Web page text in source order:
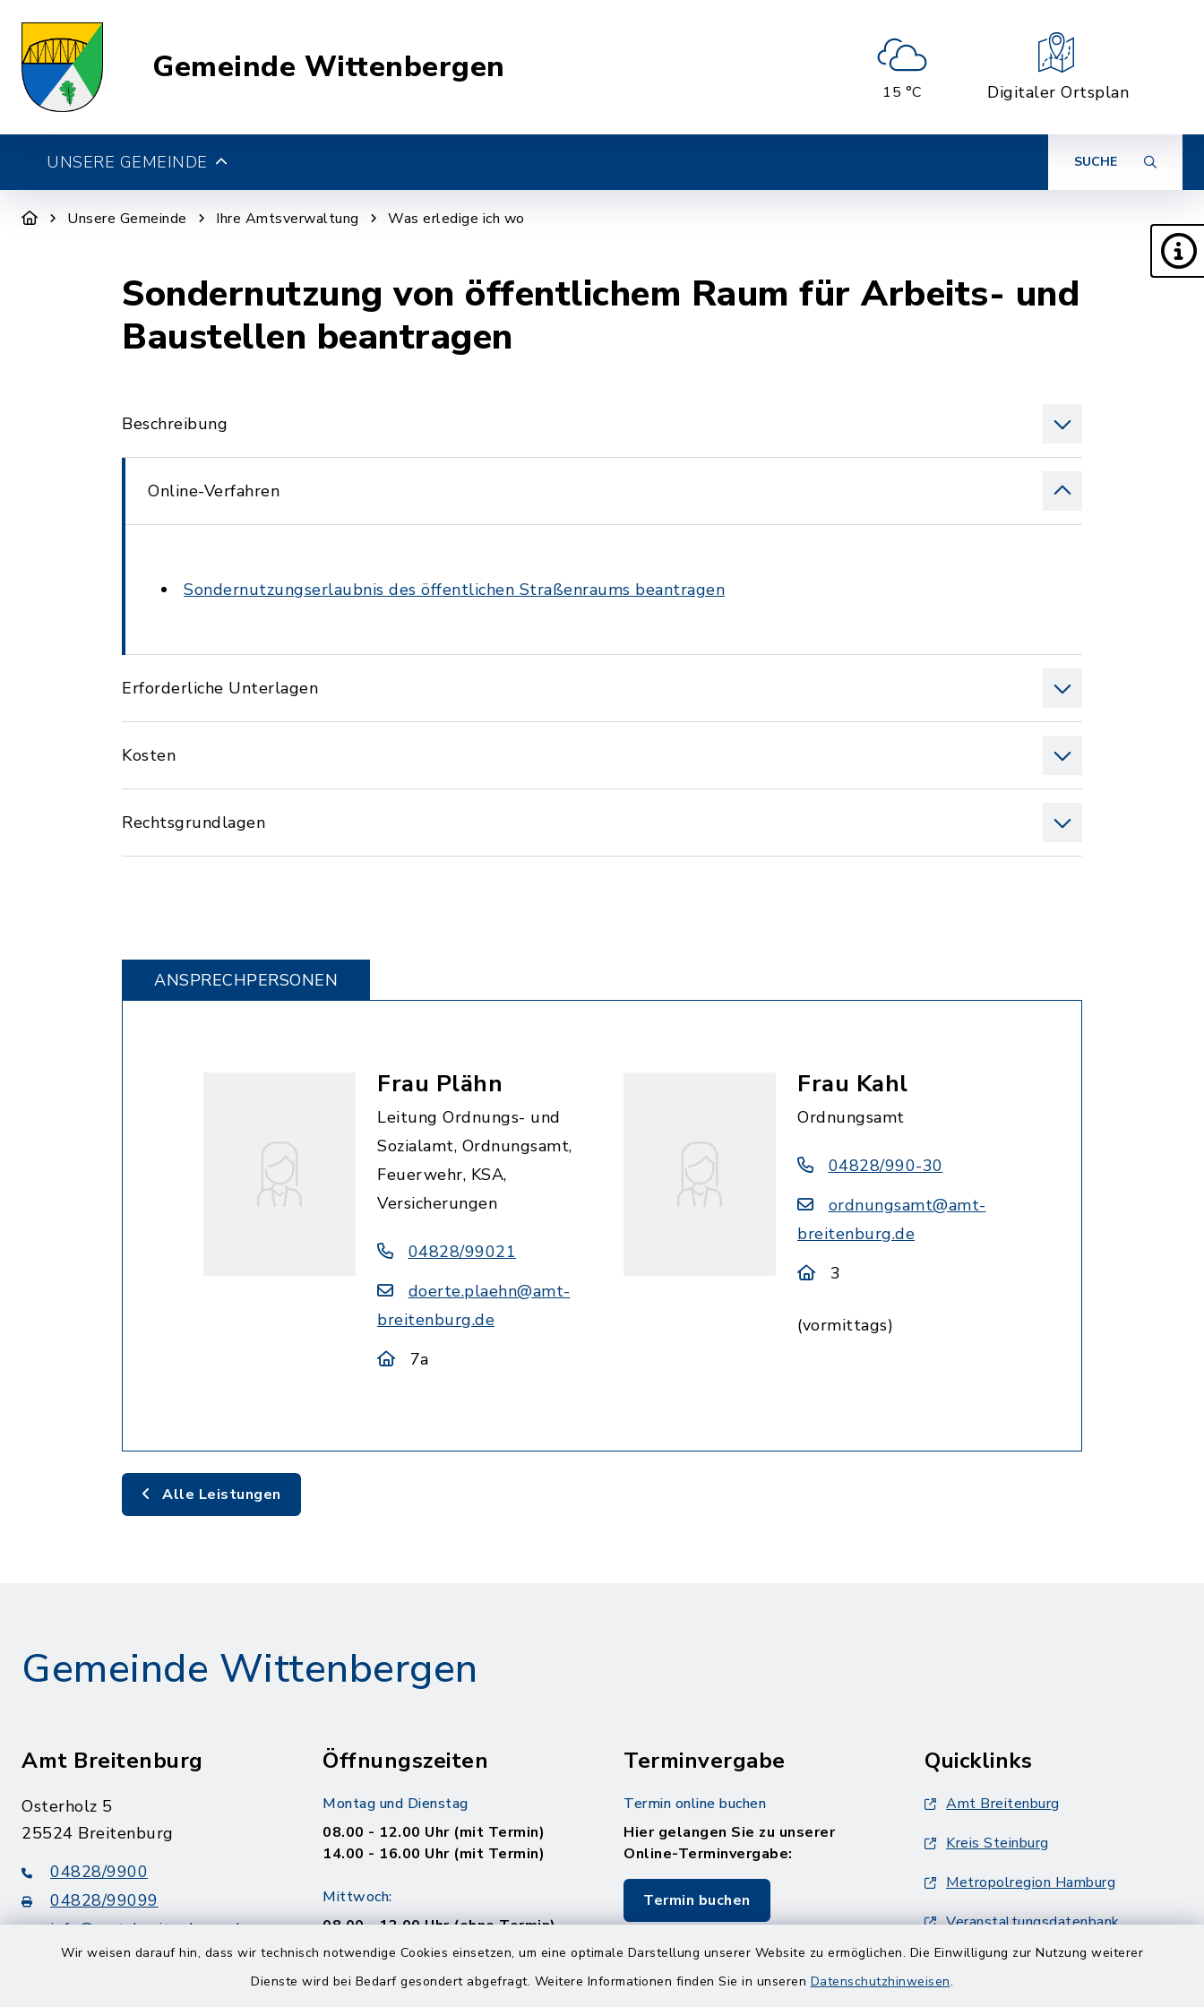
Wir weisen darauf hin, dass wir technisch notwendige Cookies einsetzen, um eine optimale Darstellung unserer Website zu ermöglichen. Die Einwilligung zur Nutzung weiterer
Dienste wird bei Bedarf gesondert abgefragt. Weitere Informationen finden Sie in unseren Datenschutzhinweisen.
Gemeinde Wittenbergen
15 °C Digitaler Ortsplan
UNSERE GEMEINDE SUCHE
Unsere Gemeinde Ihre Amtsverwaltung Was erledige ich wo
Sondernutzung von öffentlichem Raum für Arbeits- und
Baustellen beantragen
Beschreibung
Online-Verfahren
Sondernutzungserlaubnis des öffentlichen Straßenraums beantragen
Erforderliche Unterlagen
Kosten
Rechtsgrundlagen
ANSPRECHPERSONEN
Frau Plähn
Leitung Ordnungs- und
Sozialamt, Ordnungsamt,
Feuerwehr, KSA,
Versicherungen
04828/99021
doerte.plaehn@amt-
breitenburg.de
7a
Frau Kahl
Ordnungsamt
04828/990-30
ordnungsamt@amt-
breitenburg.de
3
(vormittags)
Alle Leistungen
Gemeinde Wittenbergen
Amt Breitenburg
Osterholz 5
25524 Breitenburg
04828/9900
04828/99099
info@amt-breitenburg.de
Öffnungszeiten
Montag und Dienstag
08.00 - 12.00 Uhr (mit Termin)
14.00 - 16.00 Uhr (mit Termin)
Mittwoch:
08.00 - 12.00 Uhr (ohne Termin)
14.00 - 18.00 Uhr (ohne Termin)
Donnerstag:
Terminvergabe
Termin online buchen
Hier gelangen Sie zu unserer
Online-Terminvergabe:
Termin buchen
Quicklinks
Amt Breitenburg
Kreis Steinburg
Metropolregion Hamburg
Veranstaltungsdatenbank
Metropolregion Hamburg